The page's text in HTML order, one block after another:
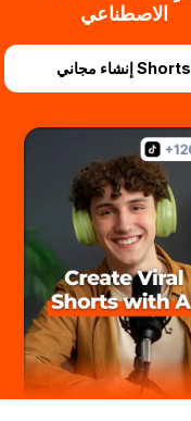
الاصطناعي
إنشاء مجاني Shorts